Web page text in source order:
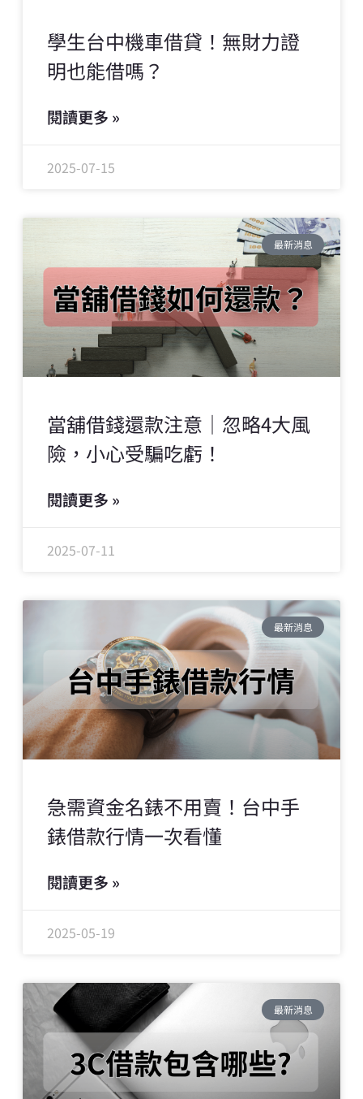
學生台中機車借貸！無財力證
明也能借嗎？
閱讀更多 »
2025-07-15
最新消息
當舖借錢還款注意｜忽略4大風
險，小心受騙吃虧！
閱讀更多 »
2025-07-11
最新消息
急需資金名錶不用賣！台中手
錶借款行情一次看懂
閱讀更多 »
2025-05-19
最新消息